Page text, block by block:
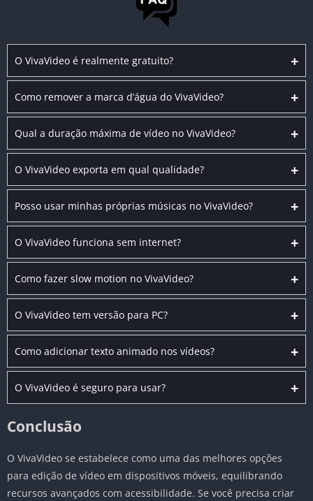
+
O VivaVideo é realmente gratuito?
+
Como remover a marca d’água do VivaVideo?
+
Qual a duração máxima de vídeo no VivaVideo?
+
O VivaVideo exporta em qual qualidade?
+
Posso usar minhas próprias músicas no VivaVideo?
+
O VivaVideo funciona sem internet?
+
Como fazer slow motion no VivaVideo?
+
O VivaVideo tem versão para PC?
+
Como adicionar texto animado nos vídeos?
+
O VivaVideo é seguro para usar?
Conclusão
O VivaVideo se estabelece como uma das melhores opções
para edição de vídeo em dispositivos móveis, equilibrando
recursos avançados com acessibilidade. Se você precisa criar